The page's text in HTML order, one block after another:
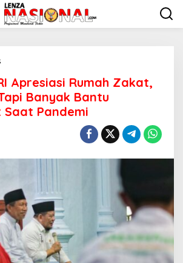
t
u
a
D
I
e
s
i
a
s
i
Apresiasi Rumah Zakat,
Banyak Bantu
Pandemi